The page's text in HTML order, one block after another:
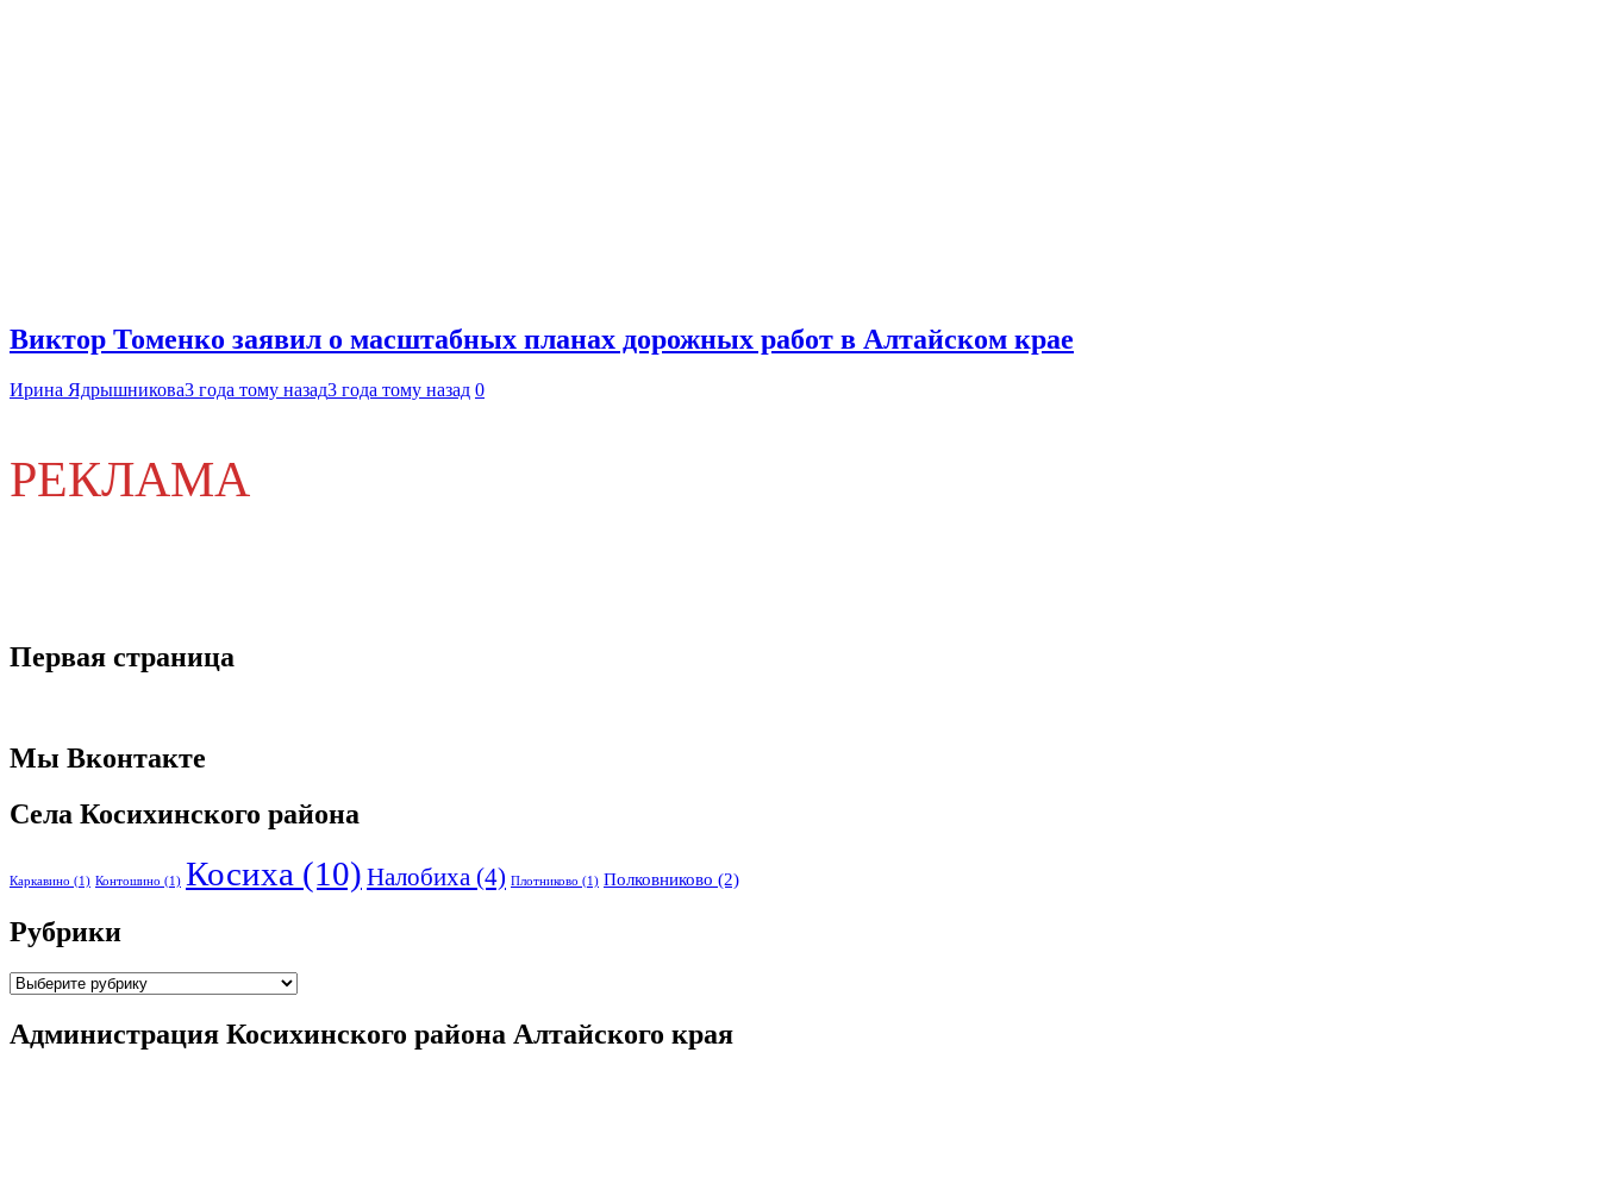
Виктор Томенко заявил о масштабных планах дорожных работ в Алтайском крае
Ирина Ядрышникова3 года тому назад3 года тому назад 0
РЕКЛАМА
Первая страница
Мы Вконтакте
Села Косихинского района
Каркавино (1) Контошино (1) Косиха (10) Налобиха (4) Плотниково (1) Полковниково (2)
Рубрики
Рубрики
Администрация Косихинского района Алтайского края